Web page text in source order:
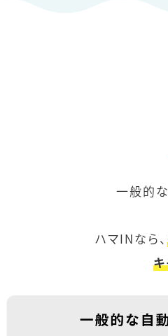
一般的
ハマINなら、